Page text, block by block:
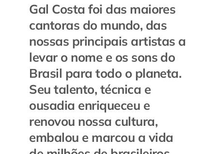
Gal Costa foi das maiores
cantoras do mundo, das
nossas principais artistas a
levar o nome e os sons do
Brasil para todo o planeta.
Seu talento, técnica e
ousadia enriqueceu e
renovou nossa cultura,
embalou e marcou a vida